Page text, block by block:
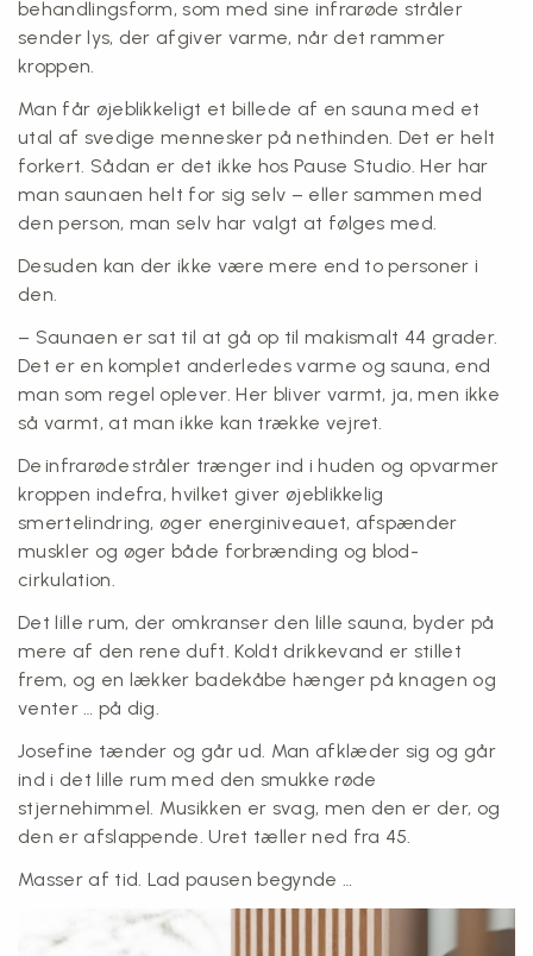
behandlingsform, som med sine infrarøde stråler
sender lys, der afgiver varme, når det rammer
kroppen.
Man får øjeblikkeligt et billede af en sauna med et
utal af svedige mennesker på nethinden. Det er helt
forkert. Sådan er det ikke hos Pause Studio. Her har
man saunaen helt for sig selv – eller sammen med
den person, man selv har valgt at følges med.
Desuden kan der ikke være mere end to personer i
den.
– Saunaen er sat til at gå op til makismalt 44 grader.
Det er en komplet anderledes varme og sauna, end
man som regel oplever. Her bliver varmt, ja, men ikke
så varmt, at man ikke kan trække vejret.
De infrarøde stråler trænger ind i huden og opvarmer
kroppen indefra, hvilket giver øjeblikkelig
smertelindring, øger energiniveauet, afspænder
muskler og øger både forbrænding og blod-
cirkulation.
Det lille rum, der omkranser den lille sauna, byder på
mere af den rene duft. Koldt drikkevand er stillet
frem, og en lækker badekåbe hænger på knagen og
venter … på dig.
Josefine tænder og går ud. Man afklæder sig og går
ind i det lille rum med den smukke røde
stjernehimmel. Musikken er svag, men den er der, og
den er afslappende. Uret tæller ned fra 45.
Masser af tid. Lad pausen begynde …